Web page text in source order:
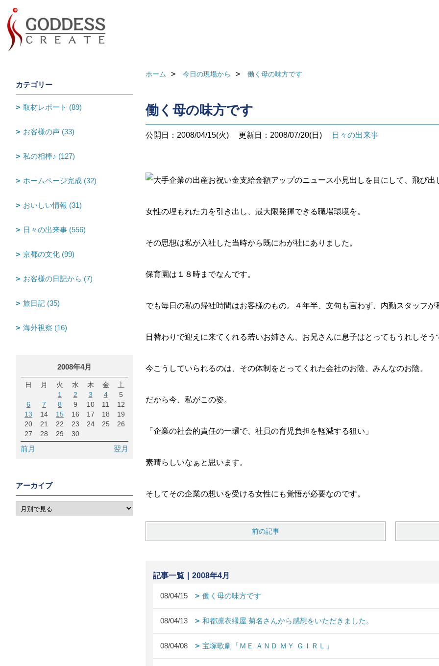
ホーム 今日の現場から 働く母の味方です
働く母の味方です
公開日：2008/04/15(火) 更新日：2008/07/20(日) 日々の出来事
大手企業の出産お祝い金支給金額アップのニュース小見出しを目にして、飛び出
女性の埋もれた力を引き出し、最大限発揮できる職場環境を。
その思想は私が入社した当時から既にわが社にありました。
保育園は１８時までなんです。
でも毎日の私の帰社時間はお客様のもの。４年半、文句も言わず、内勤スタッフ
日替わりで迎えに来てくれる若いお姉さん、お兄さんに息子はとってもうれしそう
今こうしていられるのは、その体制をとってくれた会社のお陰、みんなのお陰。
だから今、私がこの姿。
「企業の社会的責任の一環で、社員の育児負担を軽減する狙い」
素晴らしいなぁと思います。
そしてその企業の想いを受ける女性にも覚悟が必要なのです。
前の記事
記事一覧｜2008年4月
08/04/15 働く母の味方です
08/04/13 和都凛衣縁屋 菊名さんから感想をいただきました。
08/04/08 宝塚歌劇「ＭＥ ＡＮＤ ＭＹ ＧＩＲＬ」
カテゴリー
取材レポート (89)
お客様の声 (33)
私の相棒♪ (127)
ホームページ完成 (32)
おいしい情報 (31)
日々の出来事 (556)
京都の文化 (99)
お客様の日記から (7)
旅日記 (35)
海外視察 (16)
2008年4月
日 月 火 水 木 金
土
1
2 3 4
5
6
7 8 9 10 11
12
13
14 15 16 17 18
19
20
21 22 23 24 25
26
27
28 29 30
前月 翌月
アーカイブ